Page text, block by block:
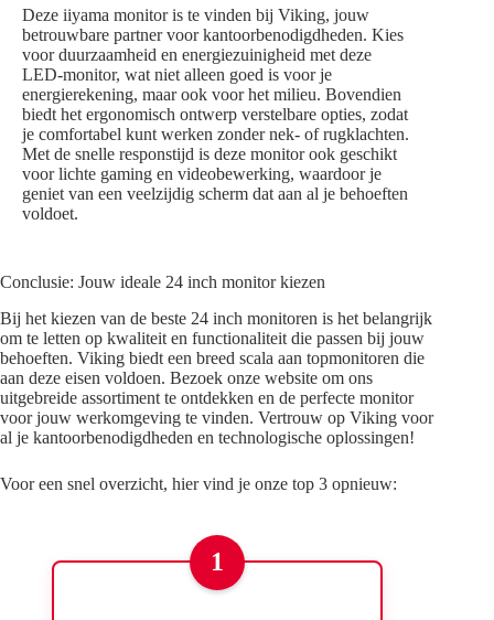
Deze iiyama monitor is te vinden bij Viking, jouw
betrouwbare partner voor kantoorbenodigdheden. Kies
voor duurzaamheid en energiezuinigheid met deze
LED-monitor, wat niet alleen goed is voor je
energierekening, maar ook voor het milieu. Bovendien
biedt het ergonomisch ontwerp verstelbare opties, zodat
je comfortabel kunt werken zonder nek- of rugklachten.
Met de snelle responstijd is deze monitor ook geschikt
voor lichte gaming en videobewerking, waardoor je
geniet van een veelzijdig scherm dat aan al je behoeften
voldoet.
Conclusie: Jouw ideale 24 inch monitor kiezen
Bij het kiezen van de beste 24 inch monitoren is het belangrijk
om te letten op kwaliteit en functionaliteit die passen bij jouw
behoeften. Viking biedt een breed scala aan topmonitoren die
aan deze eisen voldoen. Bezoek onze website om ons
uitgebreide assortiment te ontdekken en de perfecte monitor
voor jouw werkomgeving te vinden. Vertrouw op Viking voor
al je kantoorbenodigdheden en technologische oplossingen!
Voor een snel overzicht, hier vind je onze top 3 opnieuw:
1